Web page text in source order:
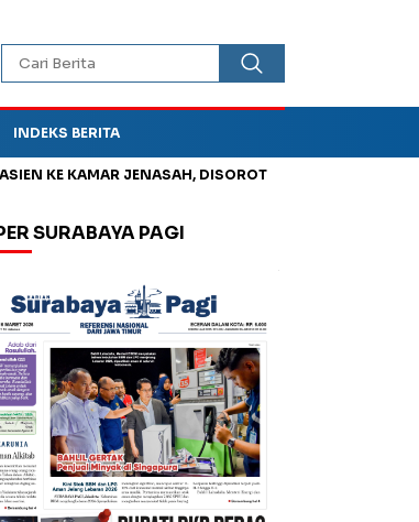
INDEKS BERITA
KAMAR JENASAH, DISOROT Kurangi Timbunan
SURABAYA PAGI